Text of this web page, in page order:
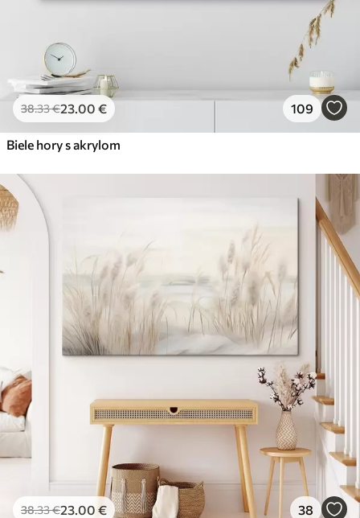
38.33€23.00 € 109
Biele hory s akrylom
38.33€23.00 € 38